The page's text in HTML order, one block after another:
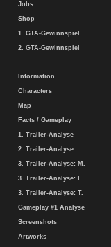
Jobs
Shop
1. GTA-Gewinnspiel
2. GTA-Gewinnspiel
Information
Characters
Map
Facts / Gameplay
1. Trailer-Analyse
2. Trailer-Analyse
3. Trailer-Analyse: M.
3. Trailer-Analyse: F.
3. Trailer-Analyse: T.
Gameplay #1 Analyse
Screenshots
Artworks